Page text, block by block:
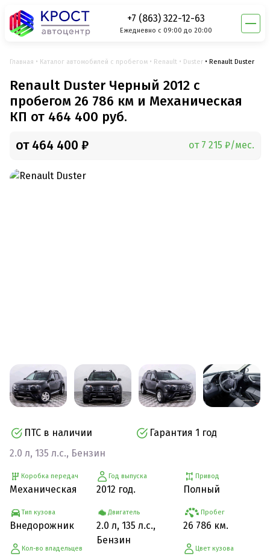
+7 (863) 322-12-63
Ежедневно с 09:00 до 20:00
Главная Каталог автомобилей с пробегом Renault Duster Renault Duster
Renault Duster Черный 2012 с
пробегом 26 786 км и Механическая
КП от 464 400 руб.
от 464 400 ₽ от 7 215 ₽/мес.
ПТС в наличии
Гарантия 1 год
2.0 л, 135 л.с., Бензин
Коробка передач
Механическая
Тип кузова
Внедорожник
Кол-во владельцев
Год выпуска
2012 год.
Двигатель
2.0 л, 135 л.с.,
Бензин
Привод
Полный
Пробег
26 786 км.
Цвет кузова